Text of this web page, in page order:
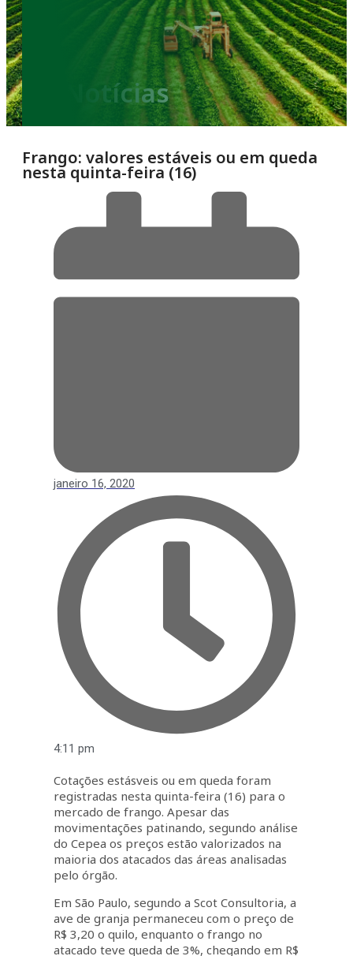
Notícias
Frango: valores estáveis ou em queda
nesta quinta-feira (16)
janeiro 16, 2020
4:11 pm
Cotações estásveis ou em queda foram
registradas nesta quinta-feira (16) para o
mercado de frango. Apesar das
movimentações patinando, segundo análise
do Cepea os preços estão valorizados na
maioria dos atacados das áreas analisadas
pelo órgão.
Em São Paulo, segundo a Scot Consultoria, a
ave de granja permaneceu com o preço de
R$ 3,20 o quilo, enquanto o frango no
atacado teve queda de 3%, chegando em R$